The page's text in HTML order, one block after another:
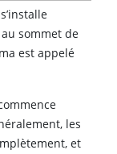
sommet de
est appelé
les
et